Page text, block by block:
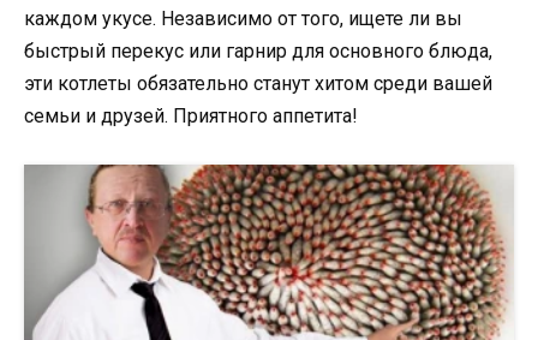
каждом укусе. Независимо от того, ищете ли вы
быстрый перекус или гарнир для основного блюда,
эти котлеты обязательно станут хитом среди вашей
семьи и друзей. Приятного аппетита!